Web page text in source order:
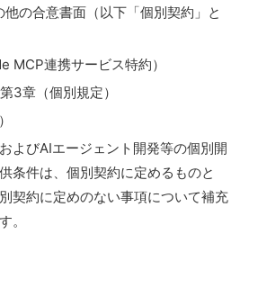
他の合意書面（以下「個別契約」と
MCP連携サービス特約）
3章（個別規定）
よびAIエージェント開発等の個別開
条件は、個別契約に定めるものと
契約に定めのない事項について補充
。